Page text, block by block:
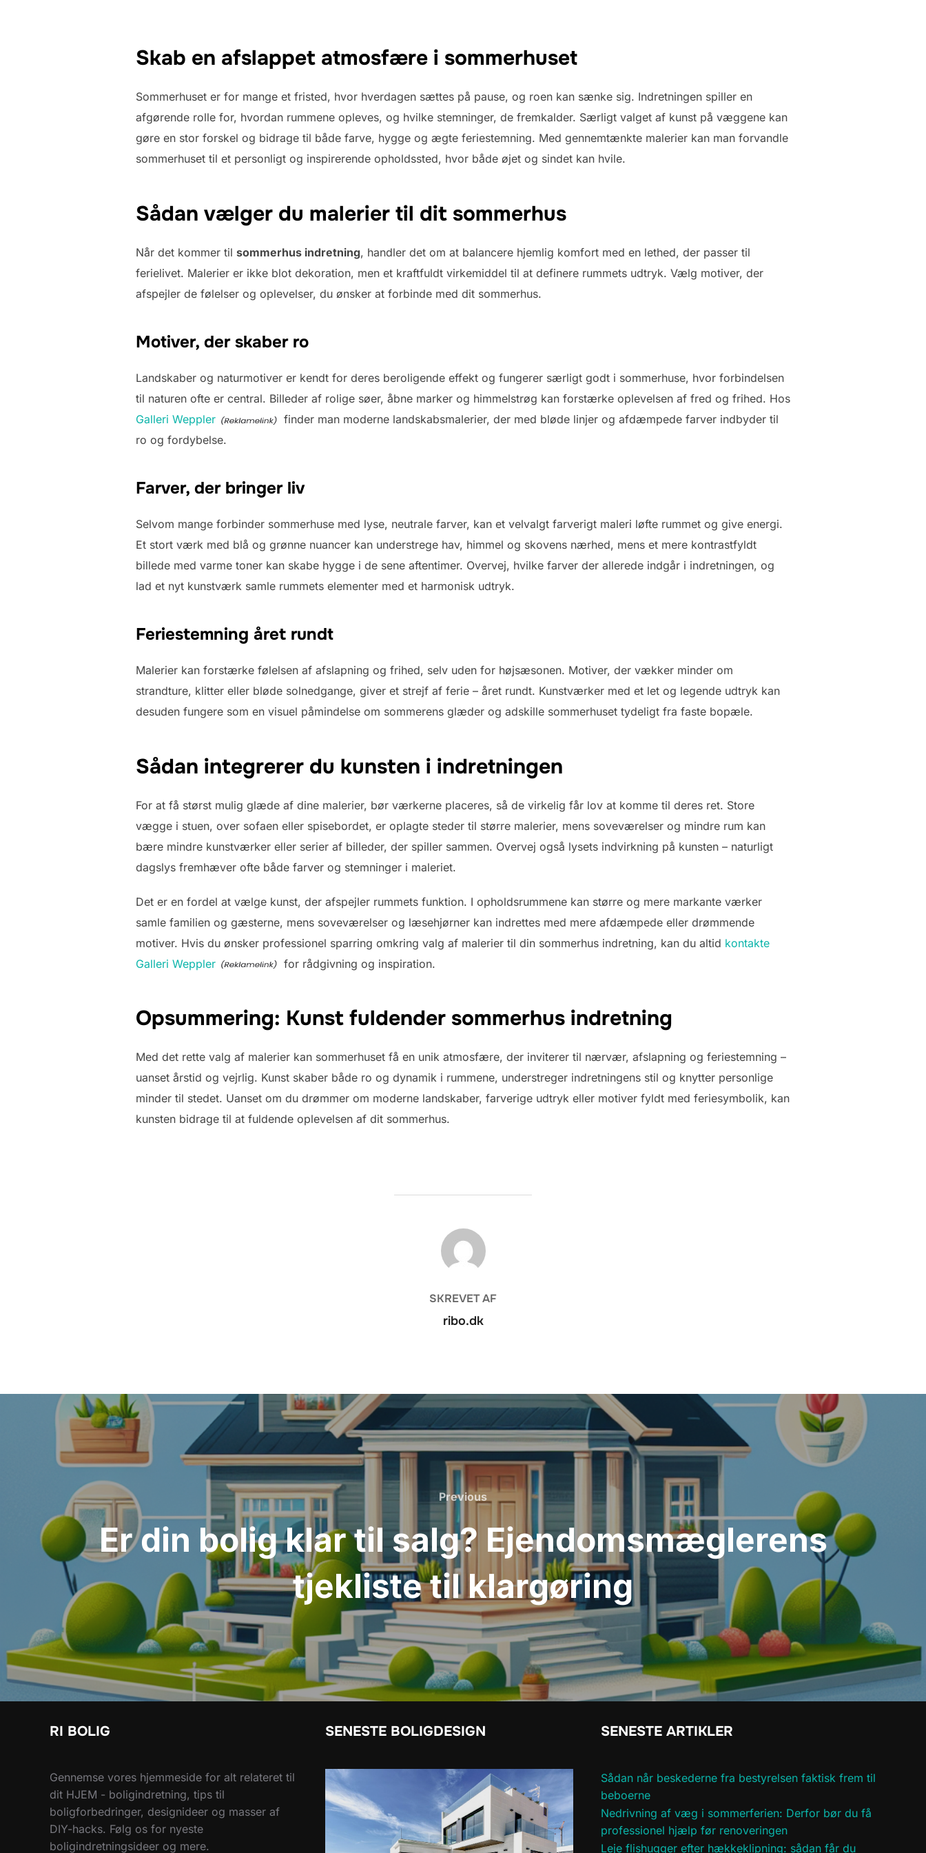
Skab en afslappet atmosfære i sommerhuset
Sommerhuset er for mange et fristed, hvor hverdagen sættes på pause, og roen kan sænke sig. Indretningen spiller en
afgørende rolle for, hvordan rummene opleves, og hvilke stemninger, de fremkalder. Særligt valget af kunst på væggene kan
gøre en stor forskel og bidrage til både farve, hygge og ægte feriestemning. Med gennemtænkte malerier kan man forvandle
sommerhuset til et personligt og inspirerende opholdssted, hvor både øjet og sindet kan hvile.
Sådan vælger du malerier til dit sommerhus
Når det kommer til sommerhus indretning, handler det om at balancere hjemlig komfort med en lethed, der passer til
ferielivet. Malerier er ikke blot dekoration, men et kraftfuldt virkemiddel til at definere rummets udtryk. Vælg motiver, der
afspejler de følelser og oplevelser, du ønsker at forbinde med dit sommerhus.
Motiver, der skaber ro
Landskaber og naturmotiver er kendt for deres beroligende effekt og fungerer særligt godt i sommerhuse, hvor forbindelsen
til naturen ofte er central. Billeder af rolige søer, åbne marker og himmelstrøg kan forstærke oplevelsen af fred og frihed. Hos
Galleri Weppler
finder man moderne landskabsmalerier, der med bløde linjer og afdæmpede farver indbyder til
ro og fordybelse.
Farver, der bringer liv
Selvom mange forbinder sommerhuse med lyse, neutrale farver, kan et velvalgt farverigt maleri løfte rummet og give energi.
Et stort værk med blå og grønne nuancer kan understrege hav, himmel og skovens nærhed, mens et mere kontrastfyldt
billede med varme toner kan skabe hygge i de sene aftentimer. Overvej, hvilke farver der allerede indgår i indretningen, og
lad et nyt kunstværk samle rummets elementer med et harmonisk udtryk.
Feriestemning året rundt
Malerier kan forstærke følelsen af afslapning og frihed, selv uden for højsæsonen. Motiver, der vækker minder om
strandture, klitter eller bløde solnedgange, giver et strejf af ferie – året rundt. Kunstværker med et let og legende udtryk kan
desuden fungere som en visuel påmindelse om sommerens glæder og adskille sommerhuset tydeligt fra faste bopæle.
Sådan integrerer du kunsten i indretningen
For at få størst mulig glæde af dine malerier, bør værkerne placeres, så de virkelig får lov at komme til deres ret. Store
vægge i stuen, over sofaen eller spisebordet, er oplagte steder til større malerier, mens soveværelser og mindre rum kan
bære mindre kunstværker eller serier af billeder, der spiller sammen. Overvej også lysets indvirkning på kunsten – naturligt
dagslys fremhæver ofte både farver og stemninger i maleriet.
Det er en fordel at vælge kunst, der afspejler rummets funktion. I opholdsrummene kan større og mere markante værker
samle familien og gæsterne, mens soveværelser og læsehjørner kan indrettes med mere afdæmpede eller drømmende
motiver. Hvis du ønsker professionel sparring omkring valg af malerier til din sommerhus indretning, kan du altid kontakte
Galleri Weppler
for rådgivning og inspiration.
Opsummering: Kunst fuldender sommerhus indretning
Med det rette valg af malerier kan sommerhuset få en unik atmosfære, der inviterer til nærvær, afslapning og feriestemning –
uanset årstid og vejrlig. Kunst skaber både ro og dynamik i rummene, understreger indretningens stil og knytter personlige
minder til stedet. Uanset om du drømmer om moderne landskaber, farverige udtryk eller motiver fyldt med feriesymbolik, kan
kunsten bidrage til at fuldende oplevelsen af dit sommerhus.
FORFATTER
SKREVET AF
ribo.dk
Indlægsnavigation
Previous
Previous
Er din bolig klar til salg? Ejendomsmæglerens
tjekliste til klargøring
RI BOLIG
Gennemse vores hjemmeside for alt relateret til
dit HJEM - boligindretning, tips til
boligforbedringer, designideer og masser af
DIY-hacks. Følg os for nyeste
boligindretningsideer og mere.
SENESTE BOLIGDESIGN SENESTE ARTIKLER
Sådan når beskederne fra bestyrelsen faktisk frem til
beboerne
Nedrivning af væg i sommerferien: Derfor bør du få
professionel hjælp før renoveringen
Leje flishugger efter hækkeklipning: sådan får du